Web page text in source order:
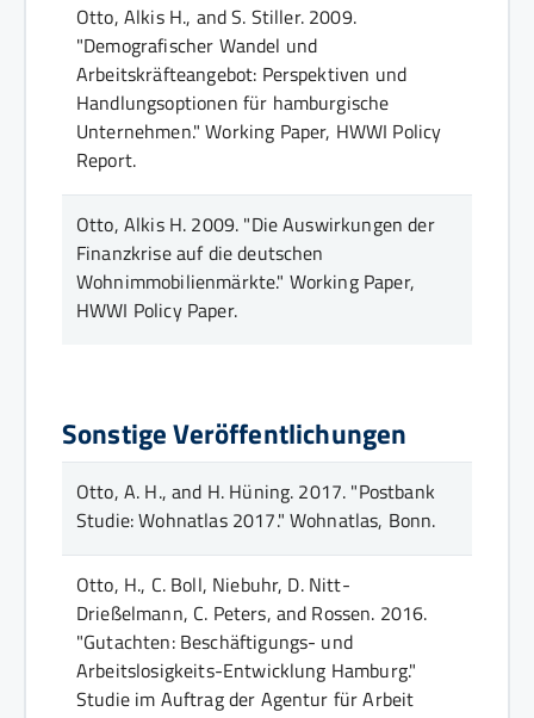
Otto, Alkis H., and S. Stiller.2009.
"Demografischer Wandel und
Arbeitskräfteangebot: Perspektiven und
Handlungsoptionen für hamburgische
Unternehmen." Working Paper, HWWI Policy
Report.
Otto, Alkis H. 2009. "Die Auswirkungen der
Finanzkrise auf die deutschen
Wohnimmobilienmärkte." Working Paper,
HWWI Policy Paper.
Sonstige Veröffentlichungen
Otto, A. H., and H. Hüning. 2017. "Postbank
Studie: Wohnatlas 2017." Wohnatlas, Bonn.
Otto, H., C. Boll, Niebuhr, D. Nitt-
Drießelmann, C. Peters, and Rossen. 2016.
"Gutachten: Beschäftigungs- und
Arbeitslosigkeits-Entwicklung Hamburg."
Studie im Auftrag der Agentur für Arbeit